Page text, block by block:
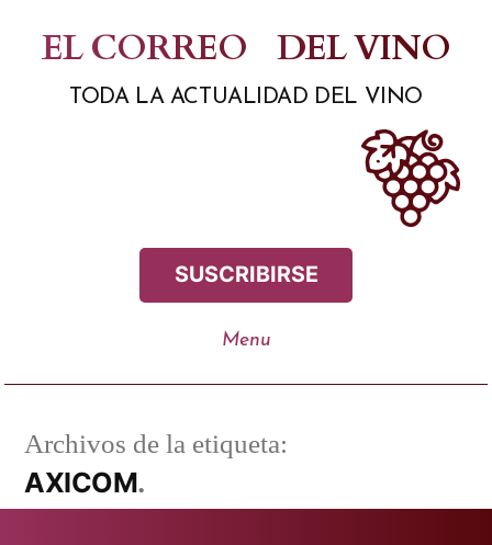
contenido
EL CORREO DEL VINO
TODA LA ACTUALIDAD DEL VINO
SUSCRIBIRSE
Archivos de la etiqueta:
AXICOM